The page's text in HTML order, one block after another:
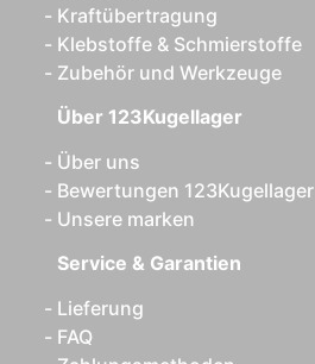
Kraftübertragung
Klebstoffe & Schmierstoffe
Zubehör und Werkzeuge
Über 123Kugellager
Über uns
Bewertungen 123Kugellager
Unsere marken
Service & Garantien
Lieferung
FAQ